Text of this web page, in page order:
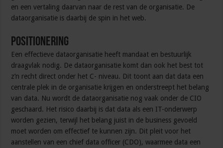
en een vertaling daarvan naar de rest van de organisatie. De
dataorganisatie is daarbij de spin in het web.
Positionering
Een effectieve dataorganisatie heeft mandaat en bestuurlijk
draagvlak nodig. De dataorganisatie komt dan ook het best tot
z’n recht direct onder het C- niveau. Dit toont aan dat data een
centrale plek in de organisatie krijgen en onderstreept het belang
van data. Nu wordt de dataorganisatie nog vaak onder de CIO
geschaard. Het risico daarbij is dat data als een IT-onderwerp
worden gezien, terwijl het belang juist in de business gevoeld
moet worden om effectief te kunnen zijn. Dit pleit voor het
aanstellen van een chief data officer (CDO), waarmee data een